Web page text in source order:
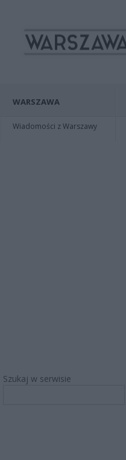
WARSZAWA
Wiadomości z Warszawy
Szukaj w serwisie